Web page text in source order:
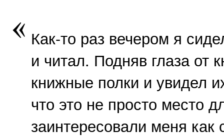
Как-то раз вечером я
и читал. Подняв глаза от
книжные полки и увидел
что это не просто место
заинтересовали меня как